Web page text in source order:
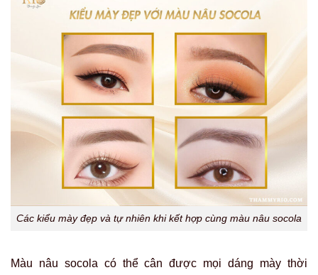
Các kiểu mày đẹp và tự nhiên khi kết hợp cùng màu nâu socola
Màu nâu socola có thể cân được mọi dáng mày thời